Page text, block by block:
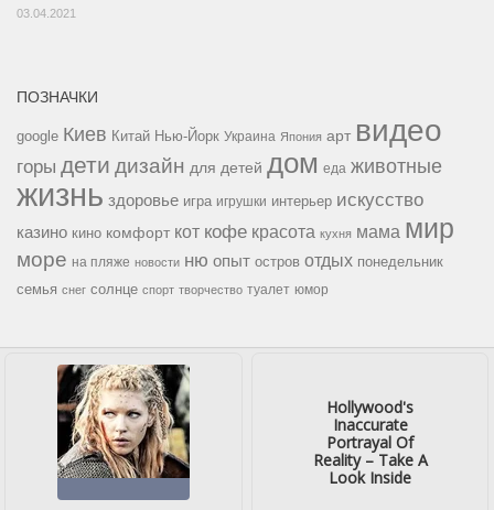
03.04.2021
ПОЗНАЧКИ
google Киев Китай Нью-Йорк Украина Япония арт видео
горы дети дизайн для детей дом еда животные
жизнь здоровье игра игрушки интерьер искусство
казино кино комфорт кот кофе красота кухня мама мир
море на пляже новости ню опыт остров отдых понедельник
семья снег солнце спорт творчество туалет юмор